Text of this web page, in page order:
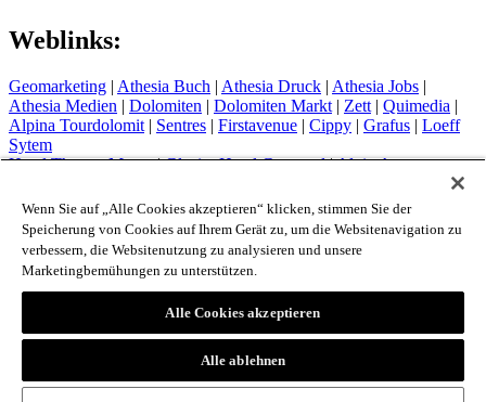
Weblinks:
Geomarketing | Athesia Buch | Athesia Druck | Athesia Jobs |
Athesia Medien | Dolomiten | Dolomiten Markt | Zett | Quimedia |
Alpina Tourdolomit | Sentres | Firstavenue | Cippy | Grafus | Loeff
Sytem
Hotel Therme Meran|Glacier Hotel Grawand|Alpin Arena
Impressum
Privacy Policy
Cookie Policy
Login
© 2026 - Athesia Buch GmbH / Athesia Tappeiner Verlag -
Wenn Sie auf „Alle Cookies akzeptieren“ klicken, stimmen Sie der
Speicherung von Cookies auf Ihrem Gerät zu, um die Websitenavigation zu
verbessern, die Websitenutzung zu analysieren und unsere
Marketingbemühungen zu unterstützen.
Alle Cookies akzeptieren
Alle ablehnen